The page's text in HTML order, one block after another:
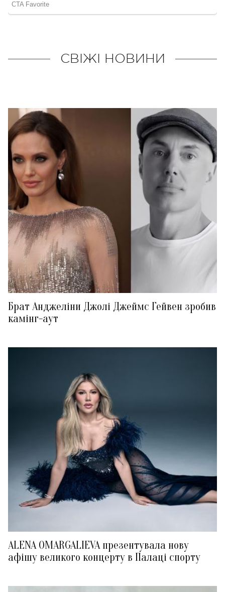
СВІЖІ НОВИНИ
Брат Анджеліни Джолі Джеймс Гейвен зробив
камінг-аут
ALENA OMARGALIEVA презентувала нову
афішу великого концерту в Палаці спорту